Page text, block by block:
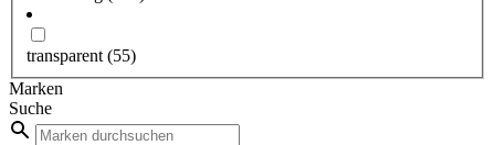
transparent (55)
Marken
Suche